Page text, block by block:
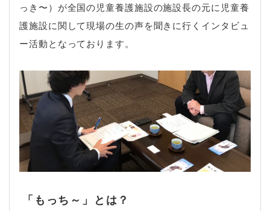
っき〜）が全国の児童養護施設の施設長の元に児童養
護施設に関して現場の生の声を聞きに行くインタビュ
ー活動となっております。
「もっち～」とは？